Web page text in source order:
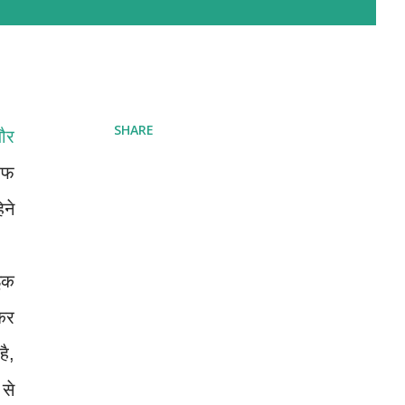
से
SHARE